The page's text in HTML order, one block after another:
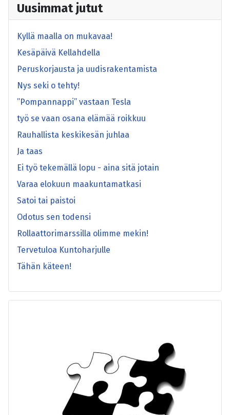
Uusimmat jutut
Kyllä maalla on mukavaa!
Kesäpäivä Kellahdella
Peruskorjausta ja uudisrakentamista
Nys seki o tehty!
”Pompannappi” vastaan Tesla
työ se vaan osana elämää roikkuu
Rauhallista keskikesän juhlaa
Ja taas
Ei työ tekemällä lopu - aina sitä jotain
Varaa elokuun maakuntamatkasi
Satoi tai paistoi
Odotus sen todensi
Rollaattorimarssilla olimme mekin!
Tervetuloa Kuntoharjulle
Tähän käteen!